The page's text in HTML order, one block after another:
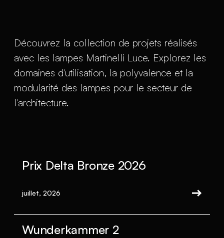
Découvrez la collection de projets réalisés
avec les lampes Martinelli Luce. Explorez les
domaines d'utilisation, la polyvalence et la
modularité des lampes pour le secteur de
l'architecture.
Prix Delta Bronze 2026
juillet, 2026
Wunderkammer 2